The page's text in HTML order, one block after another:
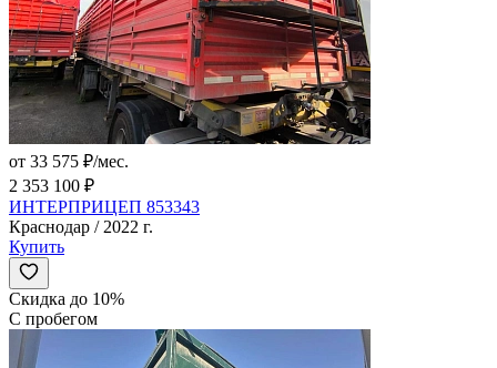
от 33 575 ₽/мес.
2 353 100 ₽
ИНТЕРПРИЦЕП 853343
Краснодар / 2022 г.
Купить
Скидка до 10%
С пробегом